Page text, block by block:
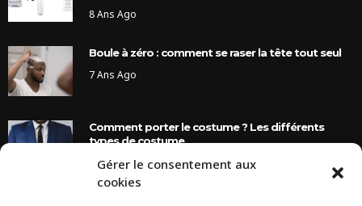
Gérer le consentement aux
cookies
8 Ans Ago
Boule à zéro : comment se raser la tête tout seul
7 Ans Ago
Comment porter le costume ? Les différents
types de costume
8 Ans Ago